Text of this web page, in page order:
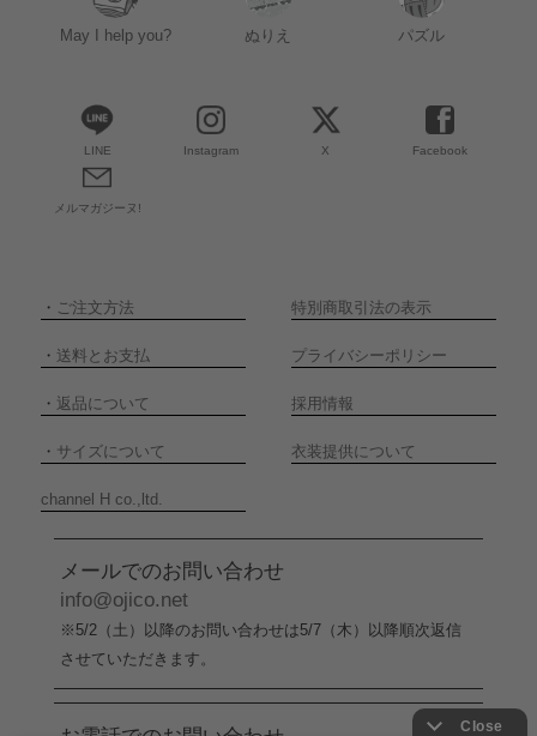
May I help you? ぬりえ パズル
LINE Instagram X Facebook
メルマガジーヌ!
・ ご注文方法 特別商取引法の表示
・ 送料とお支払 プライバシーポリシー
・ 返品について 採用情報
・ サイズについて 衣装提供について
channel H co.,ltd.
メールでのお問い合わせ
info@ojico.net
※5/2（土）以降のお問い合わせは5/7（木）以降順次返信
させていただきます。